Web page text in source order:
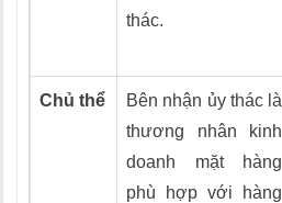
thác.
Chủ thể
Bên nhận ủy thác là
thương nhân kinh
doanh mặt hàng
phù hợp với hàng